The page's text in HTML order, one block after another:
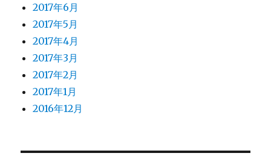
2017年6月
2017年5月
2017年4月
2017年3月
2017年2月
2017年1月
2016年12月